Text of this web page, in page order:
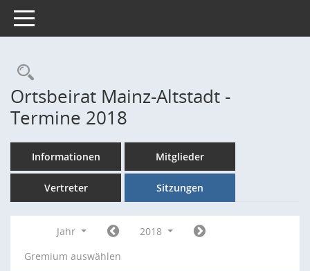
Toggle navigation
Rechercheauswahl
Ortsbeirat Mainz-Altstadt -
Termine 2018
Informationen Mitglieder
Vertreter Sitzungen
Jahr
2018
Gremium auswählen